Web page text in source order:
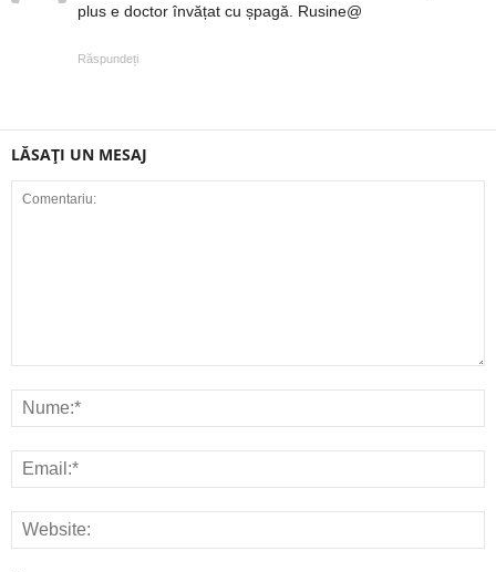
plus e doctor învățat cu șpagă. Rusine@
Răspundeți
LĂSAȚI UN MESAJ